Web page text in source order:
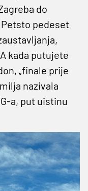
do
pedeset
kada putujete
„finale prije
nazivala
a, put uistinu